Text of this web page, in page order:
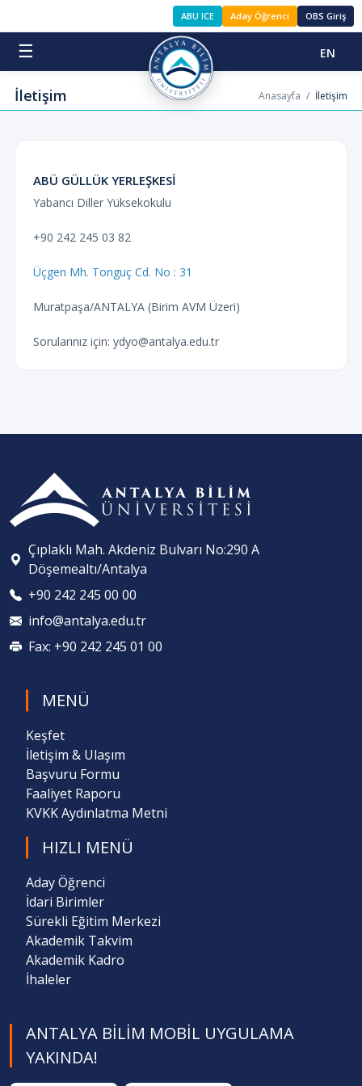
ABU ICE Aday Öğrenci OBS Giriş
☰ EN
İletişim Anasayfa / İletişim
ABÜ GÜLLÜK YERLEŞKESİ
Yabancı Diller Yüksekokulu
+90 242 245 03 82
Üçgen Mh. Tonguç Cd. No : 31
Muratpaşa/ANTALYA (Birim AVM Üzeri)
Sorularınız için: ydyo@antalya.edu.tr
Çıplaklı Mah. Akdeniz Bulvarı No:290 A
Döşemealtı/Antalya
+90 242 245 00 00
info@antalya.edu.tr
Fax: +90 242 245 01 00
MENÜ
Keşfet
İletişim & Ulaşım
Başvuru Formu
Faaliyet Raporu
KVKK Aydınlatma Metni
HIZLI MENÜ
Aday Öğrenci
İdari Birimler
Sürekli Eğitim Merkezi
Akademik Takvim
Akademik Kadro
İhaleler
ANTALYA BILIM MOBIL UYGULAMA
YAKINDA!